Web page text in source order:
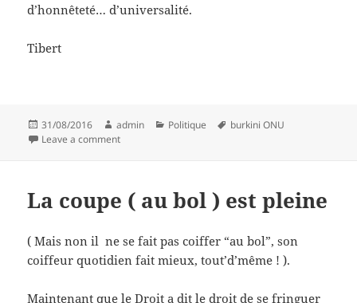
d’honnêteté… d’universalité.
Tibert
Posted
on
31/08/2016 Author
admin Categories
Politique Tags
burkini ONU
Leave a commenton La paille et la poutre, parabole
La coupe ( au bol ) est pleine
( Mais non il ne se fait pas coiffer “au bol”, son
coiffeur quotidien fait mieux, tout’d’même ! ).
Maintenant que le Droit a dit le droit de se fringuer